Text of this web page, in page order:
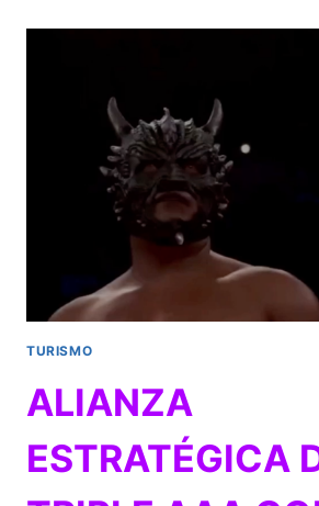
DE
KAHWAGI»
28
Y
29
DE
AGOSTO
TURISMO
ALIANZA
ESTRATÉGICA